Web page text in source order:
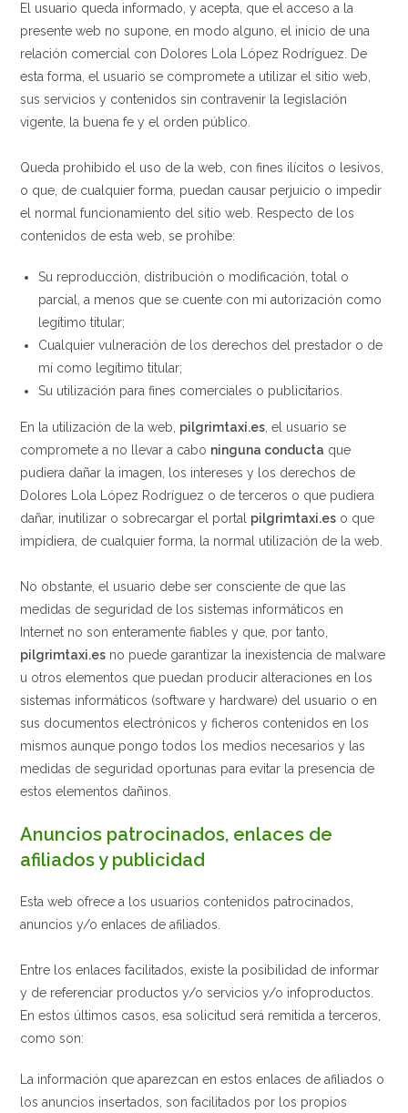
El usuario queda informado, y acepta, que el acceso a la
presente web no supone, en modo alguno, el inicio de una
relación comercial con Dolores Lola López Rodríguez. De
esta forma, el usuario se compromete a utilizar el sitio web,
sus servicios y contenidos sin contravenir la legislación
vigente, la buena fe y el orden público.
Queda prohibido el uso de la web, con fines ilícitos o lesivos,
o que, de cualquier forma, puedan causar perjuicio o impedir
el normal funcionamiento del sitio web. Respecto de los
contenidos de esta web, se prohíbe:
Su reproducción, distribución o modificación, total o
parcial, a menos que se cuente con mi autorización como
legítimo titular;
Cualquier vulneración de los derechos del prestador o de
mí como legítimo titular;
Su utilización para fines comerciales o publicitarios.
En la utilización de la web, pilgrimtaxi.es , el usuario se
compromete a no llevar a cabo ninguna conducta que
pudiera dañar la imagen, los intereses y los derechos de
Dolores Lola López Rodríguez o de terceros o que pudiera
dañar, inutilizar o sobrecargar el portal pilgrimtaxi.es o que
impidiera, de cualquier forma, la normal utilización de la web.
No obstante, el usuario debe ser consciente de que las
medidas de seguridad de los sistemas informáticos en
Internet no son enteramente fiables y que, por tanto,
pilgrimtaxi.es no puede garantizar la inexistencia de malware
u otros elementos que puedan producir alteraciones en los
sistemas informáticos (software y hardware) del usuario o en
sus documentos electrónicos y ficheros contenidos en los
mismos aunque pongo todos los medios necesarios y las
medidas de seguridad oportunas para evitar la presencia de
estos elementos dañinos.
Anuncios patrocinados, enlaces de
afiliados y publicidad
Esta web ofrece a los usuarios contenidos patrocinados,
anuncios y/o enlaces de afiliados.
Entre los enlaces facilitados, existe la posibilidad de informar
y de referenciar productos y/o servicios y/o infoproductos.
En estos últimos casos, esa solicitud será remitida a terceros,
como son:
La información que aparezcan en estos enlaces de afiliados o
los anuncios insertados, son facilitados por los propios